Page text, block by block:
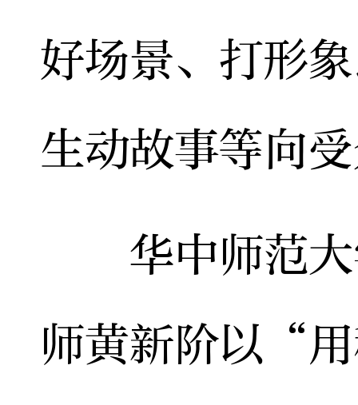
好场景、打形
生动故事等向
华中师范大
师黄新阶以“